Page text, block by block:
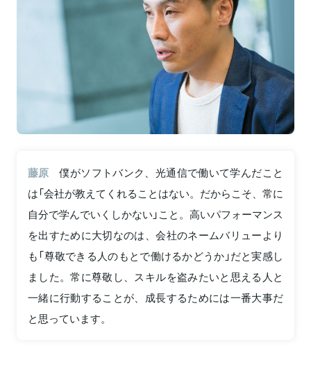
藤原
僕がソフトバンク、光通信で働いて学んだこと
は「会社が教えてくれることはない。だからこそ、常に
自分で学んでいくしかない」こと。高いパフォーマンス
を出すために大切なのは、会社のネームバリューより
も「尊敬できる人のもとで働けるかどうか」だと実感し
ました。常に尊敬し、スキルを盗みたいと思える人と
一緒に行動することが、成長するためには一番大事だ
と思っています。